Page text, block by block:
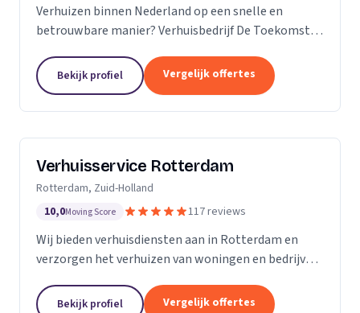
Verhuizen binnen Nederland op een snelle en
betrouwbare manier? Verhuisbedrijf De Toekomst
worden naar de nieuwe locatie. En dat 24/7! Want of
u...
Bekijk profiel Vergelijk offertes
Verhuisservice Rotterdam
Rotterdam, Zuid-Holland
10,0Moving Score 117 reviews
Wij bieden verhuisdiensten aan in Rotterdam en
verzorgen het verhuizen van woningen en bedrijven
Bekijk profiel Vergelijk offertes